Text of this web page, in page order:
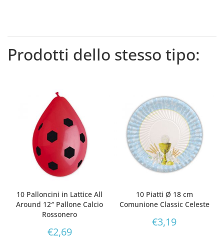
Prodotti dello stesso tipo:
10 Palloncini in Lattice All
Around 12″ Pallone Calcio
Rossonero
€2,69
10 Piatti Ø 18 cm
Comunione Classic Celeste
€3,19